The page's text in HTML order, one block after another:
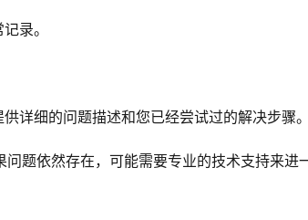
录。
详细的问题描述和您已经尝试过的解决步骤
题依然存在，可能需要专业的技术支持来进